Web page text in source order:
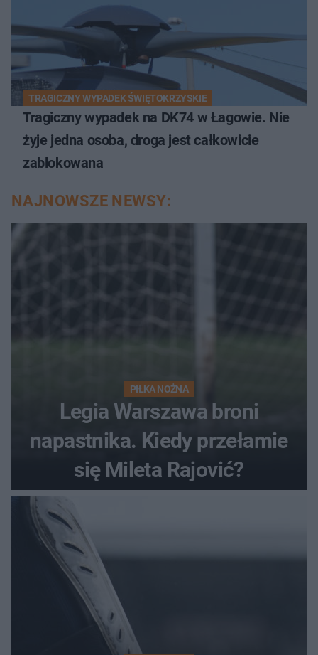
TRAGICZNY WYPADEK ŚWIĘTOKRZYSKIE
Tragiczny wypadek na DK74 w Łagowie. Nie
żyje jedna osoba, droga jest całkowicie
zablokowana
NAJNOWSZE NEWSY:
PIŁKA NOŻNA
Legia Warszawa broni
napastnika. Kiedy przełamie
się Mileta Rajović?